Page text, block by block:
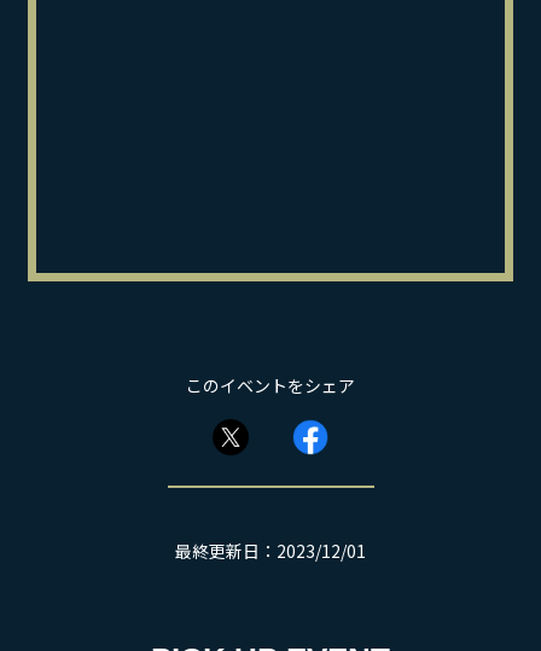
このイベントをシェア
最終更新日：2023/12/01